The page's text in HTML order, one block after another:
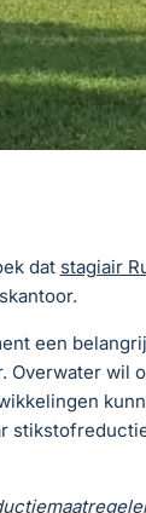
dat stagiair
een
Overwater wil